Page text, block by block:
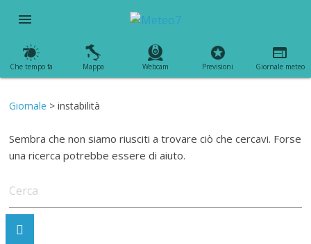
menu
Che tempo fa Mappa Webcam Previsioni Giornale meteo
Giornale > instabilità
Sembra che non siamo riusciti a trovare ciò che cercavi. Forse
una ricerca potrebbe essere di aiuto.